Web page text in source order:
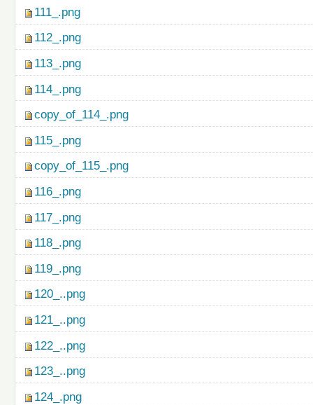
111_.png
112_.png
113_.png
114_.png
copy_of_114_.png
115_.png
copy_of_115_.png
116_.png
117_.png
118_.png
119_.png
120_..png
121_..png
122_..png
123_..png
124_.png